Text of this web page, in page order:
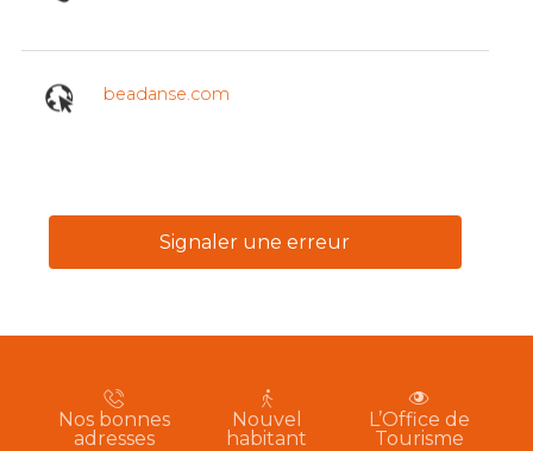
beadanse.com
Signaler une erreur
Nos bonnes
adresses
Nouvel
habitant
L’Office de
Tourisme